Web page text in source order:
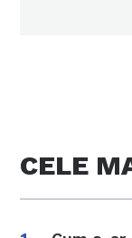
CELE